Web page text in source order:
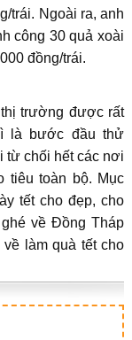
trái. Ngoài ra, anh
công 30 quả xoài
đồng/trái.
trường được rất
là bước đầu thử
từ chối hết các nơi
tiêu toàn bộ. Mục
tết cho đẹp, cho
về Đồng Tháp
làm quà tết cho